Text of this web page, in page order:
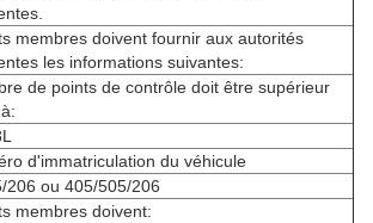
membres doivent fournir aux autorités
les informations suivantes:
de points de contrôle doit être supérieur
d'immatriculation du véhicule
206 ou 405/505/206
membres doivent: